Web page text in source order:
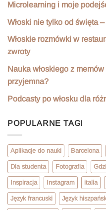
Microlearning i moje
Włoski nie tylko od święta
Włoskie rozmówki w
zwroty
Nauka włoskiego z
przyjemna?
Podcasty po włosku dla
POPULARNE TAGI
Aplikacje do nauki Barcelona
Dla studenta Fotografia
Inspiracja Instagram italia
Język francuski Język